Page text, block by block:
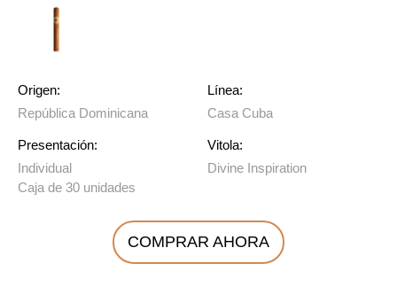
Origen:
República Dominicana
Presentación:
Individual
Caja de 30 unidades
Línea:
Casa Cuba
Vitola:
Divine Inspiration
COMPRAR AHORA